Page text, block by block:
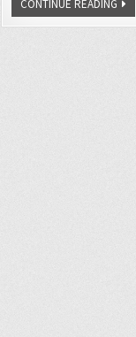
CONTINUE READING